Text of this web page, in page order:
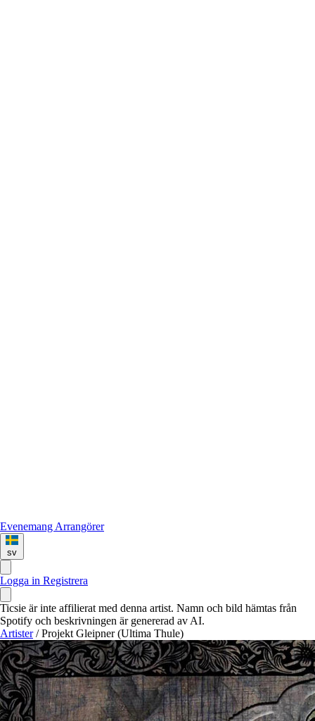
Evenemang Arrangörer
sv
Logga in Registrera
Ticsie är inte affilierat med denna artist. Namn och bild hämtas från
Spotify och beskrivningen är genererad av AI.
Artister / Projekt Gleipner (Ultima Thule)